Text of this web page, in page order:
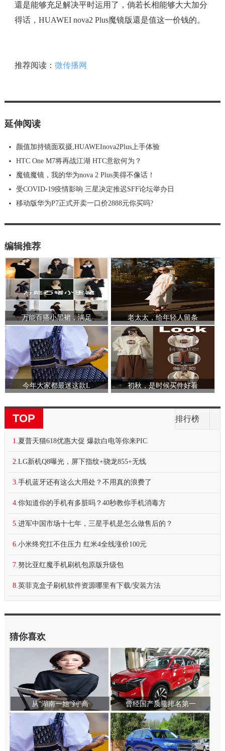
還是能够充足解决平时运用了，倘若长相能够大大加分
得话，HUAWEI nova2 Plus魔镜版還是值这一价钱的。
推荐阅读： 微传播网
延伸阅读
颜值加持镜面双摄,HUAWEInova2Plus上手体验
HTC One M7将再战江湖 HTC意欲何为？
魔镜魔镜，我的华为nova 2 Plus美得不像话！
受COVID-19疫情影响 三星决定推迟SFF论坛举办日
移动版华为P7正式开卖一口价2888元你买吗?
编辑推荐
万能百搭小黑裙，满足 老太太，给年轻人留条
今年大家都最迷这款L 初秋，是时候买件好看
TOP 排行榜
1.夏普天猫618优惠大促 爆款白电等你来PIC
2.LG新机Q8曝光，屏下指纹+骁龙855+无线
3.手机蓝牙还有这么大用处？不用真的浪费了
4.你知道你的手机有多脏吗？40秒教你手机消毒方
5.进军中国市场十七年，三星手机是怎么做售后的？
6.小米终究扛不住压力 红米4全线涨价100元
7.努比亚红魔手机刷机包原版升级包
8.英菲克盒子刷机软件资源哪里有下载/安装方法
猜你喜欢
从"湖南一姐"到"高 曾经国产质量排名第一